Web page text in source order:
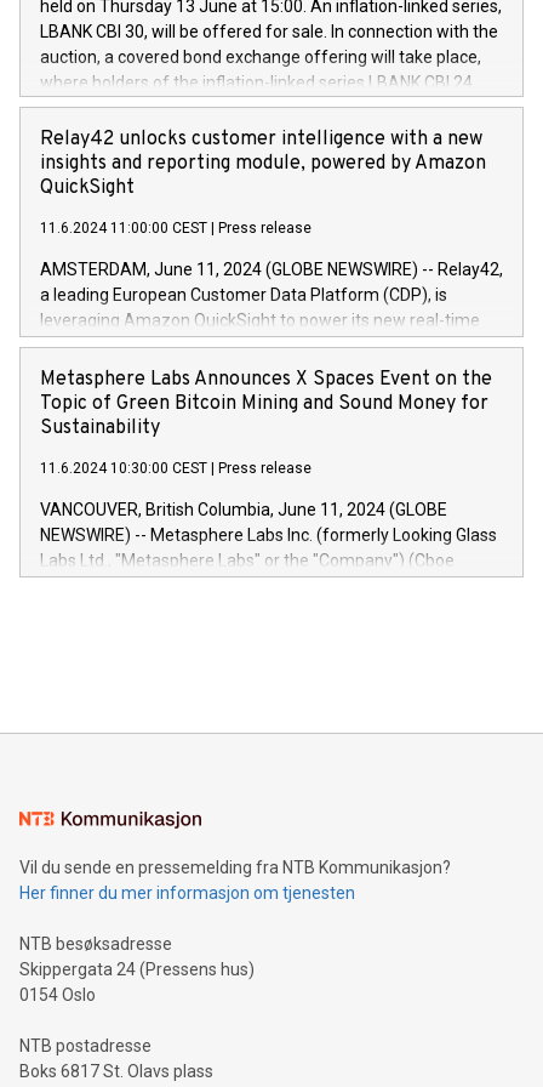
buyback programmes set out in MAR article 5) and the
Commission Delegated Regulation (EU) 2016/1052, also
referred to as the Safe Harbour rules. Trading dayNumber of
shares bought backAverage transaction priceAmount
25478,1001,023.01489,100,86026:3 June
20247,0001,050.597,354,13027:4 June
20245,0001,055.705,278,50028:6
June20243,0001,096.273,288,81029:7 June
held on Thursday 13 June at 15:00. An inflation-linked series,
LBANK CBI 30, will be offered for sale. In connection with the
auction, a covered bond exchange offering will take place,
where holders of the inflation-linked series LBANK CBI 24
can sell the covered bonds in the series against covered
bonds bought in the above-mentioned auction. The clean
price of the bonds is predefined at 99,594. Expected
settlement date is 20 June 2024. Covered bonds issued by
Ratings. Landsbankinn Capital Markets will manage the
auction. For further information, please call +354 410 7330
or email verdbrefamidlun@landsbankinn.is.
Relay42 unlocks customer intelligence with a new
insights and reporting module, powered by Amazon
QuickSight
11.6.2024 11:00:00 CEST Press release
AMSTERDAM, June 11, 2024 (GLOBE NEWSWIRE) -- Relay42,
a leading European Customer Data Platform (CDP), is
leveraging Amazon QuickSight to power its new real-time
customer intelligence, reporting, and dashboard module.
Harnessing the breadth and quality of customer data, the
new Insights module empowers marketing teams to dive
deep into customer behaviors and gain invaluable insights
online, offline, paid, and owned marketing channels. Preview
of the Relay42 Insights module, in pre-beta version Key
capabilities of the Relay42 Insights module include: Deep
insights into customer behaviors: With the Relay42 Insights
module, marketers can ask unlimited questions about their
Metasphere Labs Announces X Spaces Event on the
Topic of Green Bitcoin Mining and Sound Money for
Sustainability
11.6.2024 10:30:00 CEST Press release
VANCOUVER, British Columbia, June 11, 2024 (GLOBE
NEWSWIRE) -- Metasphere Labs Inc. (formerly Looking Glass
Labs Ltd., "Metasphere Labs" or the "Company") (Cboe
mining.Energy Market Dynamics: Explore how Bitcoin mining
mining.Sound Money: Discover how tamper-proof currency
neutral payment systems support humanitarian
projects.Carbon Footprint: Compare Bitcoin's environmental
event and dive into the critical topics of Bitcoin
Vil du sende en pressemelding fra NTB Kommunikasjon?
Her finner du mer informasjon om tjenesten
NTB besøksadresse
Skippergata 24 (Pressens hus)
0154 Oslo
NTB postadresse
Boks 6817 St. Olavs plass